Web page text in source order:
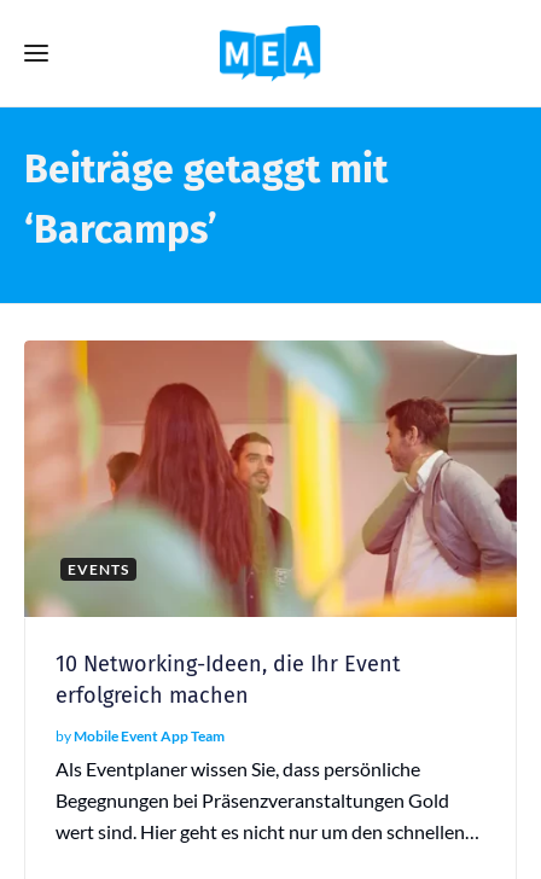
Beiträge getaggt mit
‘Barcamps’
EVENTS
10 Networking-Ideen, die Ihr Event
erfolgreich machen
byMobile Event App Team
Als Eventplaner wissen Sie, dass persönliche
Begegnungen bei Präsenzveranstaltungen Gold
wert sind. Hier geht es nicht nur um den schnellen…